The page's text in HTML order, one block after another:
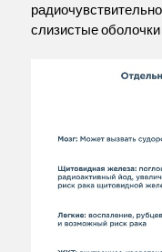
слизистые